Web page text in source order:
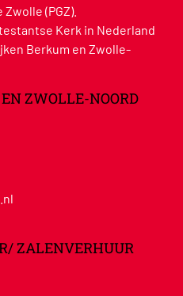
(PGZ).
Kerk in Nederland
Berkum en Zwolle-
ZWOLLE-NOORD
ZALENVERHUUR